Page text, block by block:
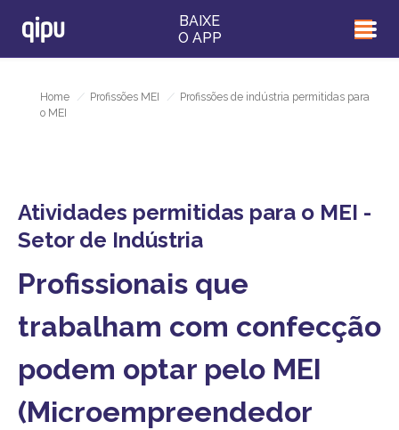
Home / Profissões MEI /
Profissões de indústria permitidas para
o MEI
BAIXE
O APP
Atividades permitidas para o MEI -
Setor de Indústria
Profissionais que
trabalham com confecção
podem optar pelo MEI
(Microempreendedor